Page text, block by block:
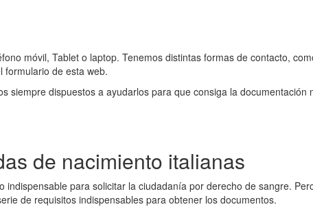
móvil, Tablet o laptop. Tenemos distintas formas de contacto,
formulario de esta web.
siempre dispuestos a ayudarlos para que consiga la
de nacimiento italianas
para solicitar la ciudadanía por derecho de sangre.
de requisitos indispensables para obtener los documentos.